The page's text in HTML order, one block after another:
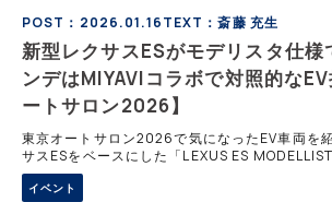
POST：2026.01.16TEXT：斎藤 充生
新型レクサスESがモデリスタ仕
ンデはMIYAVIコラボで対照的な
ートサロン2026】
東京オートサロン2026で気になったEV車両を
サスESをベースにした「LEXUS ES
ギタリストMIYAVIとコラボしたヒョンデの「
Freedom.」、「INSTER Retro Traveler」の3台
イベント